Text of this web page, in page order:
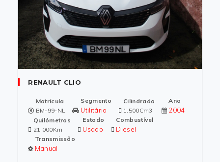
RENAULT CLIO
Matrícula
BM-99-NL
Segmento
Utilitário
Cilindrada
1.500Cm3
Ano
2004
Quilómetros
21.000Km
Estado
Usado
Combustível
Diesel
Transmissão
Manual